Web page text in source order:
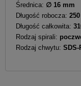
Średnica: ∅ 16 mm
Długość robocza:
Długość całkowita:
Rodzaj spirali:
Rodzaj chwytu: